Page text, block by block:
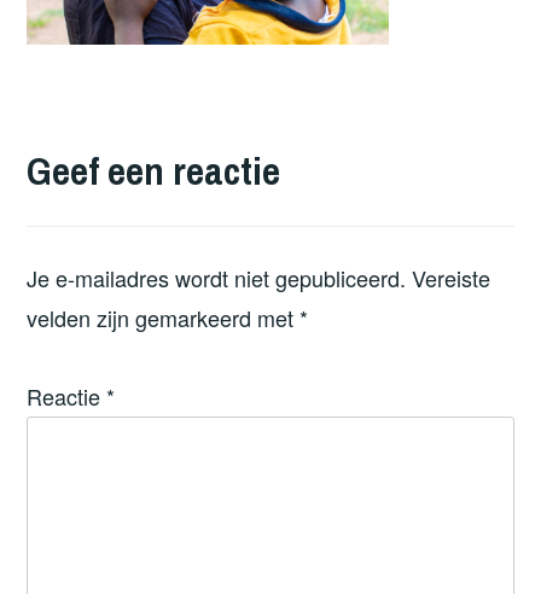
Geef een reactie
Je e-mailadres wordt niet gepubliceerd. Vereiste
velden zijn gemarkeerd met *
Reactie *